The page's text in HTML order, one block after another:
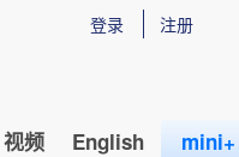
登录 注册
视频 English mini+